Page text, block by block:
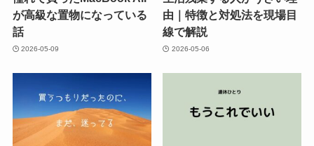
が高級な置物になっている
話
2026-05-09
由｜特徴と対処法を現場目
線で解説
2026-05-06